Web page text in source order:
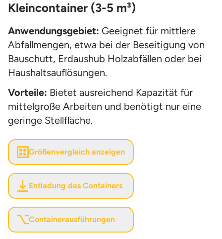
Kleincontainer (3-5 m³)
Anwendungsgebiet: Geeignet für mittlere
Abfallmengen, etwa bei der Beseitigung von
Bauschutt, Erdaushub Holzabfällen oder bei
Haushaltsauflösungen.
Vorteile: Bietet ausreichend Kapazität für
mittelgroße Arbeiten und benötigt nur eine
geringe Stellfläche.
Größenvergleich anzeigen
Entladung des Containers
Containerausführungen